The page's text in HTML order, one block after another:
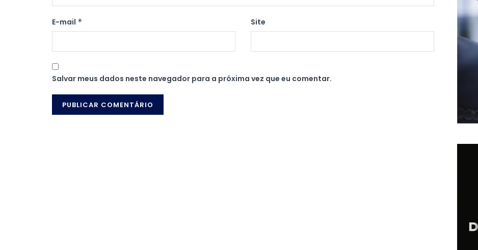
E-mail * Site
Salvar meus dados neste navegador para a próxima vez que eu comentar.